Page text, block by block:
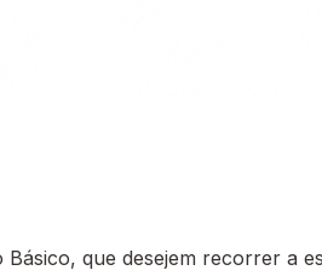
que desejem recorrer a